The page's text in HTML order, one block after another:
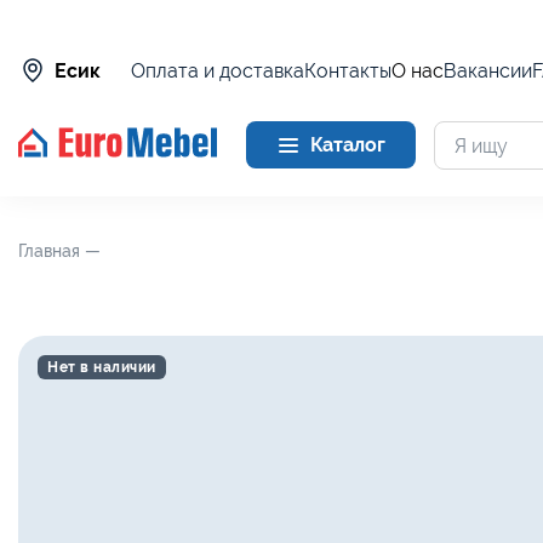
Есик Оплата и доставкаКонтактыО насВакансии
Каталог
Главная —
Нет в наличии